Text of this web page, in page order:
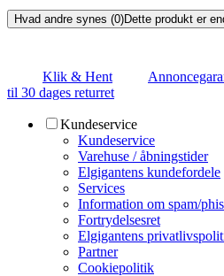
Hvad andre synes (0)Dette produkt er
Klik & Hent
til 30 dages returret
Kundeservice
Kundeservice
Varehuse / åbningstider
Elgigantens kundefordele
Services
Information om spam/
Fortrydelsesret
Elgigantens
Partner
Cookiepolitik